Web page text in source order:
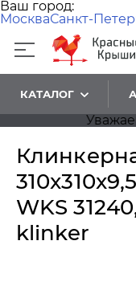
Ваш город:
МоскваСанкт-
КАТАЛОГ
WKS
klinker